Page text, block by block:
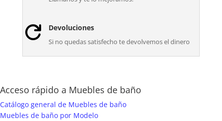
 Devoluciones
Si no quedas satisfecho te devolvemos el dinero
Acceso rápido a Muebles de baño
Catálogo general de Muebles de baño
Muebles de baño por Modelo